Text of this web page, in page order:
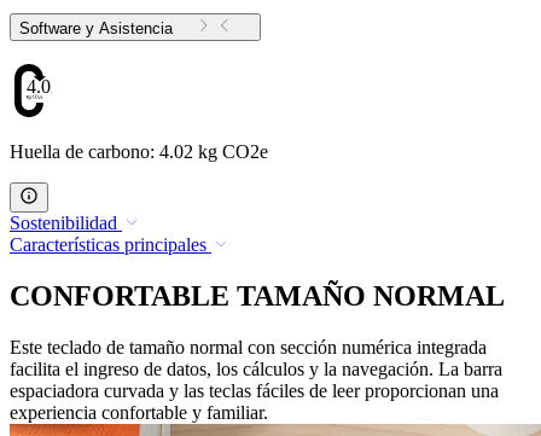
Software y Asistencia
4.02
Huella de carbono: 4.02 kg CO2e
Sostenibilidad
Características principales
CONFORTABLE TAMAÑO NORMAL
Este teclado de tamaño normal con sección numérica integrada
facilita el ingreso de datos, los cálculos y la navegación. La barra
espaciadora curvada y las teclas fáciles de leer proporcionan una
experiencia confortable y familiar.